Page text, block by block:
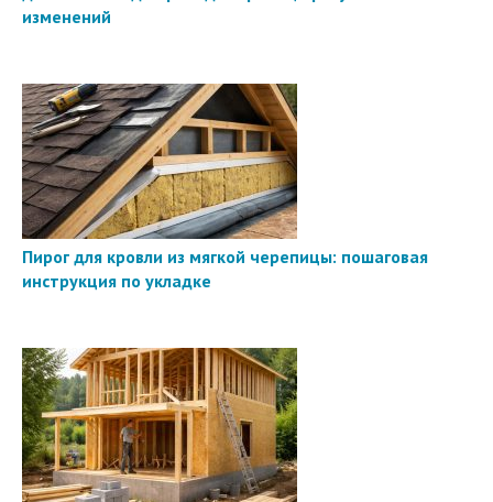
изменений
Пирог для кровли из мягкой черепицы: пошаговая
инструкция по укладке